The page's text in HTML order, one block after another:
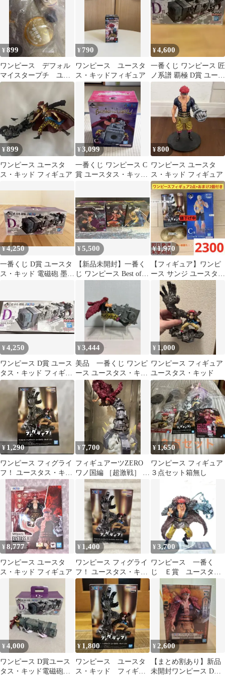
¥899
ワンピース デフォル
マイスタープチ ユー
スタス・キッド フィ
¥ 790
ワンピース ユースタ
ス・キッドフィギュア
¥4,600
一番くじ ワンピース 匠
ノ系譜 覇極 D賞 ユース
タス・キッド
¥899
ワンピース ユースタ
ス・キッド フィギュア
¥3,099
一番くじ ワンピース C
賞 ユースタス・キッド
¥800
ワンピース ユースタ
ス・キッド フィギュア
¥4,250
一番くじ D賞 ユースタ
ス・キッド 電磁砲 墨式
¥5,500
【新品未開封】一番く
じ ワンピース Best of
¥ 1,970
【フィギュア】ワンピ
ース サンジ ユースタ
ス・キャプテン・キッ
ド 2点+おまけ付
¥4,250
ワンピース D賞 ユース
タス・キッド フィギュ
ア おまけ付き
¥3,444
美品 一番くじ ワンピ
ース ユースタス・キッ
ド フィギュア
¥ 1,000
ワンピース フィギュア
ユースタス・キッド
¥ 1,290
ワンピース フィグライ
フ！ ユースタス・キッ
ド フィギュア
¥ 7,700
フィギュアーツZERO
ワノ国編 ［超激戦］ ユ
ースタス・キッド
¥1,650
ワンピース フィギュア
３点セット箱無し
¥8,777
ワンピース ユースタ
ス・キッド フィギュア
¥ 1,400
ワンピース フィグライ
フ！ ユースタス・キッ
ド
¥3,700
ワンピース 一番く
じ Ｅ賞 ユースタ
ド【アクリル台座付
き】
¥4,000
ワンピース D賞ユース
タス・キッド電磁砲フ
¥ 1,800
ワンピース ユースタ
ス・キッド フィギュ
¥ 2,600
【まとめ割あり】新品
未開封ワンピース DXF